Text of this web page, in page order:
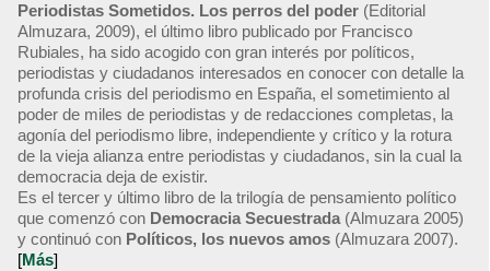
Periodistas Sometidos. Los perros del poder (Editorial
Almuzara, 2009), el último libro publicado por Francisco
Rubiales, ha sido acogido con gran interés por políticos,
periodistas y ciudadanos interesados en conocer con detalle la
profunda crisis del periodismo en España, el sometimiento al
poder de miles de periodistas y de redacciones completas, la
agonía del periodismo libre, independiente y crítico y la rotura
de la vieja alianza entre periodistas y ciudadanos, sin la cual la
democracia deja de existir.
Es el tercer y último libro de la trilogía de pensamiento político
que comenzó con Democracia Secuestrada (Almuzara 2005)
y continuó con Políticos, los nuevos amos (Almuzara 2007).
[Más]